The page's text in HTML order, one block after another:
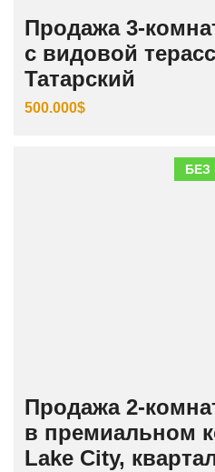
Продажа
с видовой
Татарский
500.000$
Продажа 2-
в премиальном
Lake City,